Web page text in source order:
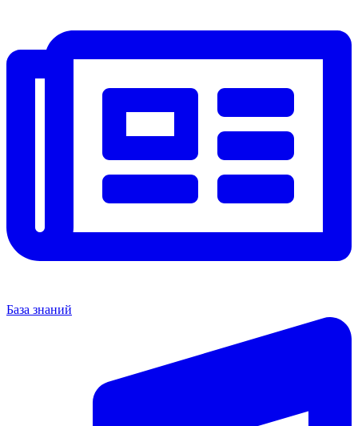
База знаний